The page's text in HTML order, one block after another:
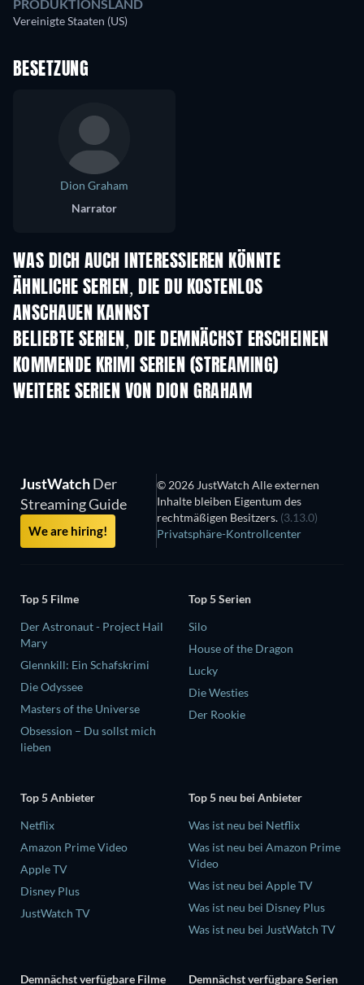
PRODUKTIONSLAND
Vereinigte Staaten (US)
BESETZUNG
Dion Graham
Narrator
WAS DICH AUCH INTERESSIEREN KÖNNTE
Serie Serie
ÄHNLICHE SERIEN, DIE DU KOSTENLOS
ANSCHAUEN KANNST
Serie
BELIEBTE SERIEN, DIE DEMNÄCHST ERSCHEINEN
Serie Serie
KOMMENDE KRIMI SERIEN (STREAMING)
Staffel 6 Staffel 2
WEITERE SERIEN VON DION GRAHAM
Serie Serie
JustWatchDer
Streaming Guide
We are hiring!
© 2026 JustWatch Alle externen
Inhalte bleiben Eigentum des
rechtmäßigen Besitzers. (3.13.0)
Privatsphäre-Kontrollcenter
Top 5 Filme
Der Astronaut - Project Hail
Mary
Glennkill: Ein Schafskrimi
Die Odyssee
Masters of the Universe
Obsession – Du sollst mich
lieben
Top 5 Serien
Silo
House of the Dragon
Lucky
Die Westies
Der Rookie
Top 5 Anbieter
Netflix
Amazon Prime Video
Apple TV
Disney Plus
JustWatch TV
Top 5 neu bei Anbieter
Was ist neu bei Netflix
Was ist neu bei Amazon Prime
Video
Was ist neu bei Apple TV
Was ist neu bei Disney Plus
Was ist neu bei JustWatch TV
Demnächst verfügbare Filme Demnächst verfügbare Serien